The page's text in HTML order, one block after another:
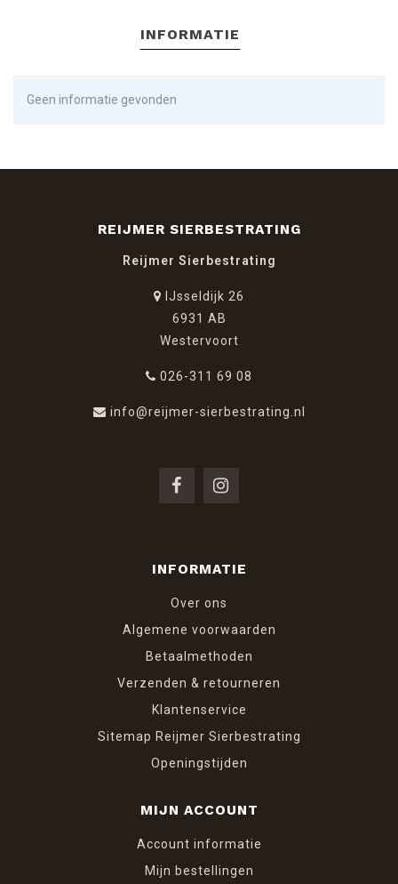
INFORMATIE
Geen informatie gevonden
REIJMER SIERBESTRATING
Reijmer Sierbestrating
IJsseldijk 26
6931 AB
Westervoort
026-311 69 08
info@reijmer-sierbestrating.nl
INFORMATIE
Over ons
Algemene voorwaarden
Betaalmethoden
Verzenden & retourneren
Klantenservice
Sitemap Reijmer Sierbestrating
Openingstijden
MIJN ACCOUNT
Account informatie
Mijn bestellingen